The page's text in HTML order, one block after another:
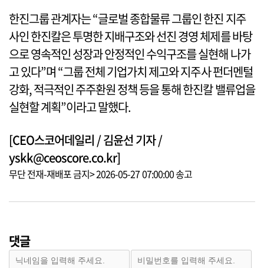
한진그룹 관계자는 “글로벌 종합물류 그룹인 한진 지주
사인 한진칼은 투명한 지배구조와 선진 경영 체제를 바탕
으로 영속적인 성장과 안정적인 수익구조를 실현해 나가
고 있다”며 “그룹 전체 기업가치 제고와 지주사 펀더멘털
강화, 적극적인 주주환원 정책 등을 통해 한진칼 밸류업을
실현할 계획”이라고 말했다.
[CEO스코어데일리 / 김윤선 기자 /
yskk@ceoscore.co.kr]
무단 전재-재배포 금지> 2026-05-27 07:00:00 송고
댓글